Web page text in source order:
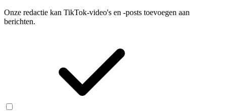
Onze redactie kan TikTok-video's en -posts toevoegen aan
berichten.